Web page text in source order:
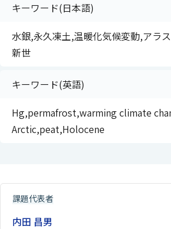
キーワード(日本語)
水銀,永久凍土,温暖化気候変動,アラ
新世
キーワード(英語)
Hg,permafrost,warming climate
Arctic,peat,Holocene
課題代表者
内田 昌男